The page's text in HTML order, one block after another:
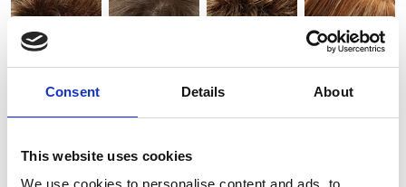
Consent Details About
This website uses cookies
We use cookies to personalise content and ads, to